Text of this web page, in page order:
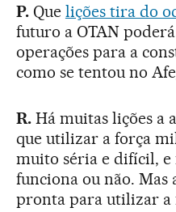
P. Que lições tira do
futuro a OTAN
operações para a
como se tentou no
R. Há muitas lições a
que utilizar a força
muito séria e difícil, e
funciona ou não. Mas
pronta para utilizar